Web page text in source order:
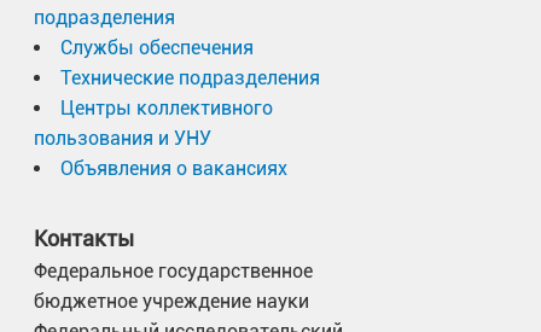
подразделения
Службы обеспечения
Технические подразделения
Центры коллективного
пользования и УНУ
Объявления о вакансиях
Контакты
Федеральное государственное
бюджетное учреждение науки